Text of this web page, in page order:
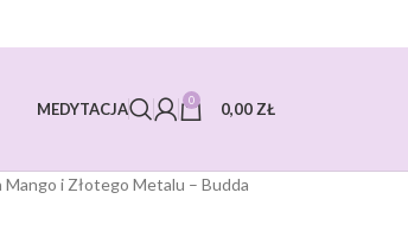
MEDYTACJA 0 0,00 ZŁ
i Złotego Metalu – Budda